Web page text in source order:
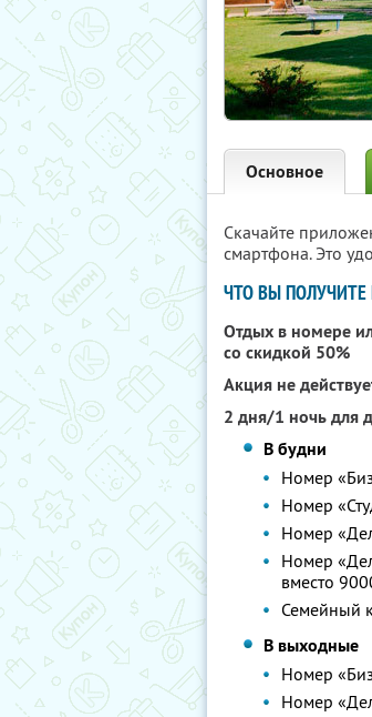
Основное
Скачайте
смартфона. Это
ЧТО ВЫ
Отдых в номере
со скидкой 50%
Акция не
2 дня/1 ночь для
В будни
Номер
Номер
Номер
Номер
вместо
Семейный
В выходные
Номер
Номер